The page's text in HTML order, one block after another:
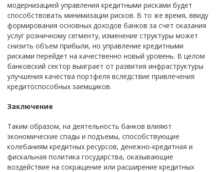
модернизацией управления кредитными рисками будет
способствовать минимизации рисков. В то же время, ввиду
формирования основных доходов банков за счет оказания
услуг розничному сегменту, изменение структуры может
снизить объем прибыли, но управление кредитными
рисками перейдет на качественно новый уровень. В целом
банковский сектор выиграет от развития инфраструктуры
улучшения качества портфеля вследствие привлечения
кредитоспособных заемщиков.
Заключение
Таким образом, на деятельность банков влияют
экономические спады и подъемы, способствующие
колебаниям кредитных ресурсов, денежно-кредитная и
фискальная политика государства, оказывающие
воздействие на сокращение или расширение кредитных